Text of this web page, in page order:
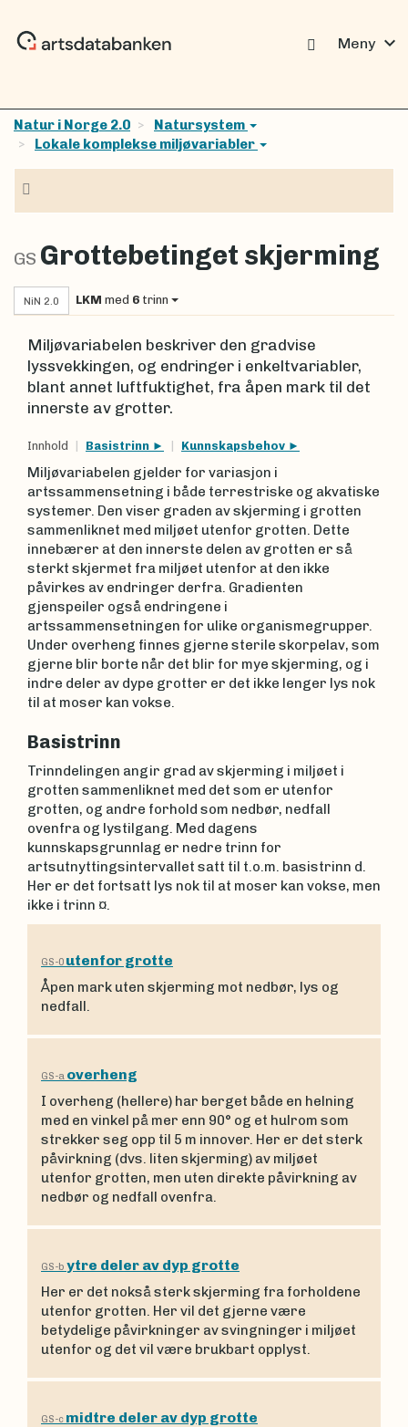
Meny expand_more
Natur i Norge 2.0
Natursystem
Lokale komplekse miljøvariabler
GS Grottebetinget skjerming
NiN 2.0 LKM med 6 trinn
Miljøvariabelen beskriver den gradvise
lyssvekkingen, og endringer i enkeltvariabler,
blant annet luftfuktighet, fra åpen mark til det
innerste av grotter.
Innhold Basistrinn Kunnskapsbehov
Miljøvariabelen gjelder for variasjon i
artssammensetning i både terrestriske og akvatiske
systemer. Den viser graden av skjerming i grotten
sammenliknet med miljøet utenfor grotten. Dette
innebærer at den innerste delen av grotten er så
sterkt skjermet fra miljøet utenfor at den ikke
påvirkes av endringer derfra. Gradienten
gjenspeiler også endringene i
artssammensetningen for ulike organismegrupper.
Under overheng finnes gjerne sterile skorpelav, som
gjerne blir borte når det blir for mye skjerming, og i
indre deler av dype grotter er det ikke lenger lys nok
til at moser kan vokse.
Basistrinn
Trinndelingen angir grad av skjerming i miljøet i
grotten sammenliknet med det som er utenfor
grotten, og andre forhold som nedbør, nedfall
ovenfra og lystilgang. Med dagens
kunnskapsgrunnlag er nedre trinn for
artsutnyttingsintervallet satt til t.o.m. basistrinn d.
Her er det fortsatt lys nok til at moser kan vokse, men
ikke i trinn ¤.
GS-0 utenfor grotte
Åpen mark uten skjerming mot nedbør, lys og
nedfall.
GS-a overheng
I overheng (hellere) har berget både en helning
med en vinkel på mer enn 90° og et hulrom som
strekker seg opp til 5 m innover. Her er det sterk
påvirkning (dvs. liten skjerming) av miljøet
utenfor grotten, men uten direkte påvirkning av
nedbør og nedfall ovenfra.
GS-b ytre deler av dyp grotte
Her er det nokså sterk skjerming fra forholdene
utenfor grotten. Her vil det gjerne være
betydelige påvirkninger av svingninger i miljøet
utenfor og det vil være brukbart opplyst.
GS-c midtre deler av dyp grotte